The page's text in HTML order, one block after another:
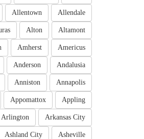
Allendale
Allentown
Altamont
Alton
Americus
Amherst
Andalusia
Anderson
Annapolis
Anniston
Appling
Appomattox
Arkansas City
Arlington
Asheville
Ashland City